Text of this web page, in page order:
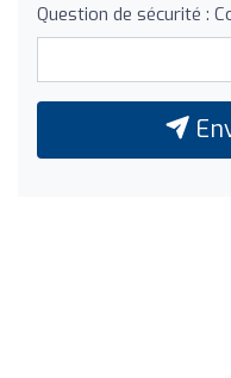
Question de sécurité :